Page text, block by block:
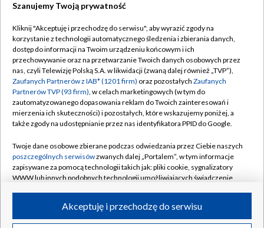
TVP
Abonament TVP
Emisja w TVP
Centrum informacji TVP
Naziemna Telewizja Cyfrowa
Rada Programowa
System NOS
Informacje o nadawcy
Program dla prasy
Regulamin TVP
Polityka prywatności
Moje zgody
Pomoc
Kontakt
Kanały
©2026 Telewizja Polska S.A. w likwidacji
Szanujemy Twoją prywatność
Kliknij "Akceptuję i przechodzę do serwisu", aby wyrazić zgody na
korzystanie z technologii automatycznego śledzenia i zbierania danych,
dostęp do informacji na Twoim urządzeniu końcowym i ich
przechowywanie oraz na przetwarzanie Twoich danych osobowych przez
nas, czyli Telewizję Polską S.A. w likwidacji (zwaną dalej również „TVP”),
Zaufanych Partnerów z IAB* (1201 firm) oraz pozostałych Zaufanych
Partnerów TVP (93 firm), w celach marketingowych (w tym do
zautomatyzowanego dopasowania reklam do Twoich zainteresowań i
mierzenia ich skuteczności) i pozostałych, które wskazujemy poniżej, a
także zgody na udostępnianie przez nas identyfikatora PPID do Google.
Twoje dane osobowe zbierane podczas odwiedzania przez Ciebie naszych
poszczególnych serwisówzwanych dalej „Portalem”, w tym informacje
zapisywane za pomocą technologii takich jak: pliki cookie, sygnalizatory
WWW lub innych podobnych technologii umożliwiających świadczenie
ruchu w Internecie.Akceptuję i przechodzę do serwisu